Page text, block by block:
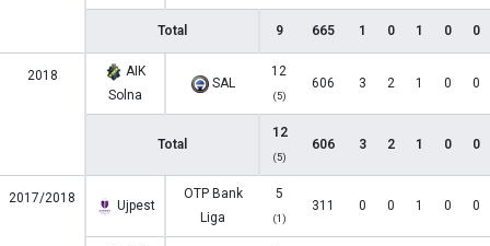
Total 9 665 1 0 1 0 0
2018
AIK
Solna
SAL
12
(5)
606 3 2 1 0 0
Total
12
(5)
606 3 2 1 0 0
2017/2018 Ujpest
OTP Bank
Liga
5
(1)
311 0 0 1 0 0